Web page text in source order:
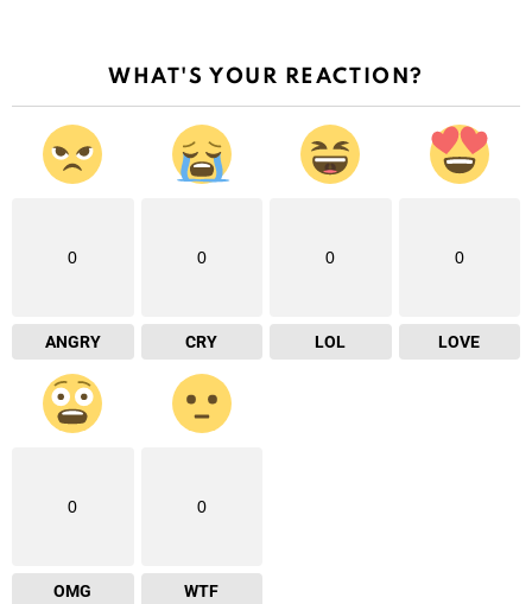
WHAT'S YOUR REACTION?
0
ANGRY
0
CRY
0
LOL
0
LOVE
0
OMG
0
WTF